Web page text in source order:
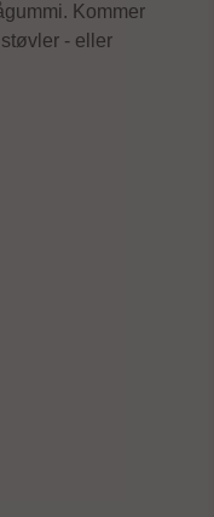
Kommer
- eller